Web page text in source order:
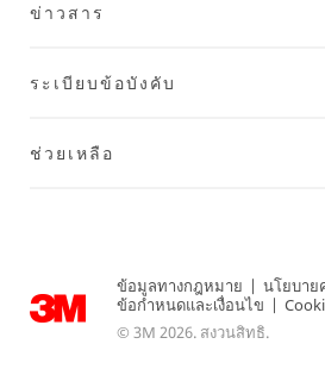
ข่าวสาร
ระเบียบข้อบังคับ
ช่วยเหลือ
ข้อมูลทางกฎหมาย | นโยบาย
ข้อกำหนดและเงื่อนไข |
© 3M 2026. สงวนสิทธิ.